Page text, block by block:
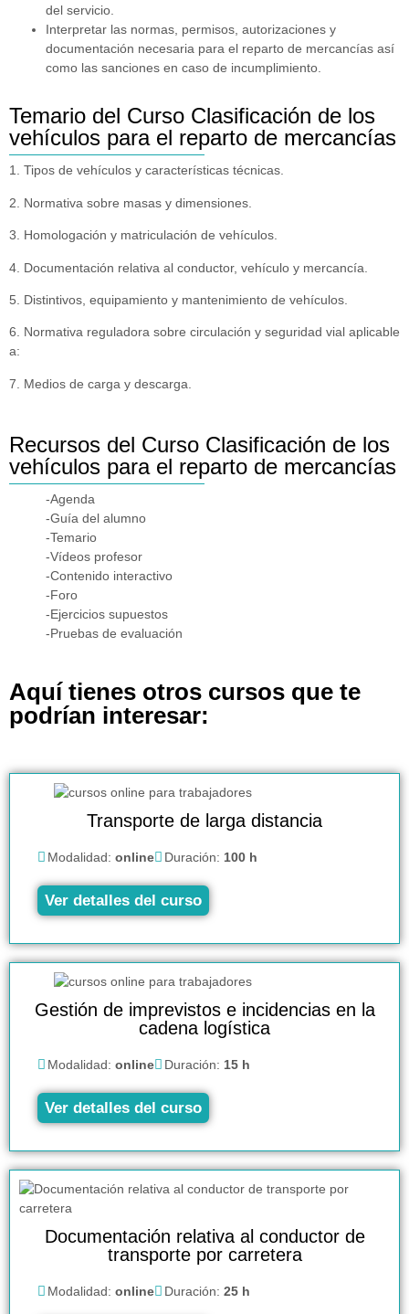
del servicio.
Interpretar las normas, permisos, autorizaciones y
documentación necesaria para el reparto de mercancías así
como las sanciones en caso de incumplimiento.
Temario del Curso Clasificación de los
vehículos para el reparto de mercancías
1. Tipos de vehículos y características técnicas.
2. Normativa sobre masas y dimensiones.
3. Homologación y matriculación de vehículos.
4. Documentación relativa al conductor, vehículo y mercancía.
5. Distintivos, equipamiento y mantenimiento de vehículos.
6. Normativa reguladora sobre circulación y seguridad vial aplicable
a:
7. Medios de carga y descarga.
Recursos del Curso Clasificación de los
vehículos para el reparto de mercancías
-Agenda
-Guía del alumno
-Temario
-Vídeos profesor
-Contenido interactivo
-Foro
-Ejercicios supuestos
-Pruebas de evaluación
Aquí tienes otros cursos que te
podrían interesar:
Transporte de larga distancia
Modalidad: online Duración: 100 h
Ver detalles del curso
Gestión de imprevistos e incidencias en la
cadena logística
Modalidad: online Duración: 15 h
Ver detalles del curso
Documentación relativa al conductor de
transporte por carretera
Modalidad: online Duración: 25 h